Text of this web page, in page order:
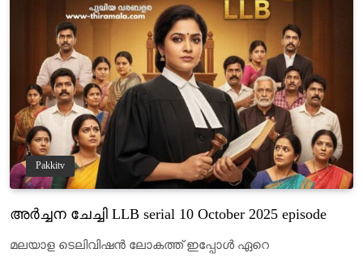
Pakkitv
അർച്ചന ചേച്ചി LLB serial 10 October 2025 episode
മലയാള ടെലിവിഷൻ ലോകത്ത് ഇപ്പോൾ ഏറെ